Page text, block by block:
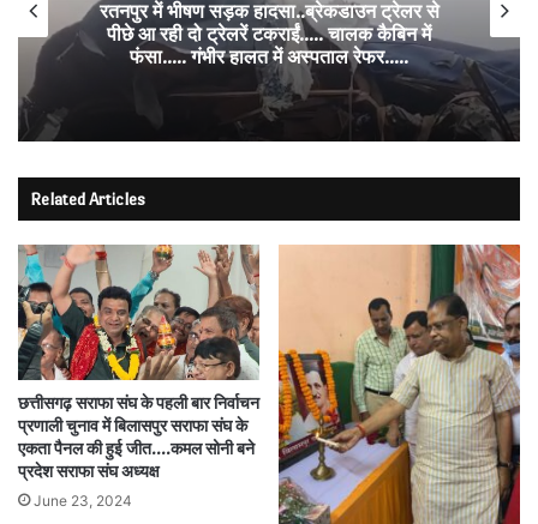
रतनपुर में भीषण सड़क हादसा..ब्रेकडाउन ट्रेलर से
पीछे आ रही दो ट्रेलरें टकराईं….. चालक कैबिन में
फंसा….. गंभीर हालत में अस्पताल रेफर…..
Related Articles
छत्तीसगढ़ सराफा संघ के पहली बार निर्वाचन
प्रणाली चुनाव में बिलासपुर सराफा संघ के
एकता पैनल की हुई जीत….कमल सोनी बने
प्रदेश सराफा संघ अध्यक्ष
June 23, 2024